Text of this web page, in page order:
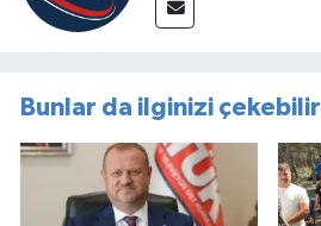
Bunlar da ilginizi çekebilir